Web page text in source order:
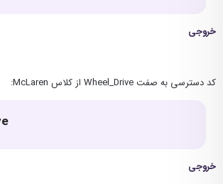
خروجی
کد دسترسی به صفت Wheel_Drive از کلاس McLaren:
خروجی